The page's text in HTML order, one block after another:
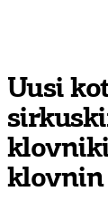
Uusi
klovnin